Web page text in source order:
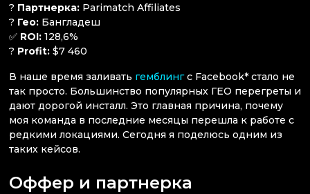
? Партнерка: Parimatch Affiliates
? Гео: Бангладеш
✅ ROI: 128,6%
? Profit: $7 460
В наше время заливать гемблингс Facebook* стало не
так просто. Большинство популярных ГЕО перегреты и
дают дорогой инсталл. Это главная причина, почему
моя команда в последние месяцы перешла к работе с
редкими локациями. Сегодня я поделюсь одним из
таких кейсов.
Оффер и партнерка